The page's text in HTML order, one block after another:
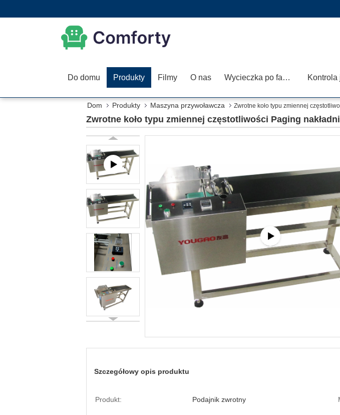
Do domu Produkty Filmy O nas Wycieczka po fabryce Kontrola
Dom Produkty Maszyna przywoławcza Zwrotne koło typu zmiennej
Zwrotne koło typu zmiennej częstotliwości Paging
Szczegółowy opis produktu
Produkt: Podajnik zwrotny